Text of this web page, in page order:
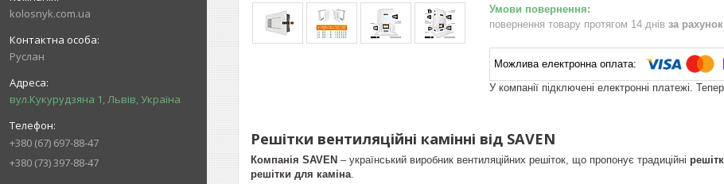
kolosnyk.com.ua
Руслан
вул.Кукурудзяна 1, Львів, Україна
+380 (67) 697-88-47
+380 (73) 397-88-47
повернення товару протягом 14 днів за
У компанії підключені електронні платежі.
Решітки вентиляційні камінні від SAVEN
Компанія SAVEN – український виробник вентиляційних решіток, що пропонує традиційні
решітки для каміна